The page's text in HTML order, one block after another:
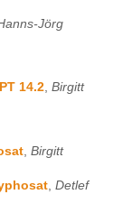
Jörg
14.2, Birgitt
Birgitt
Detlef